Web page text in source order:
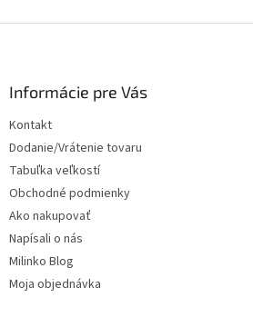
Informácie pre Vás
Kontakt
Dodanie/Vrátenie tovaru
Tabuľka veľkostí
Obchodné podmienky
Ako nakupovať
Napísali o nás
Milinko Blog
Moja objednávka